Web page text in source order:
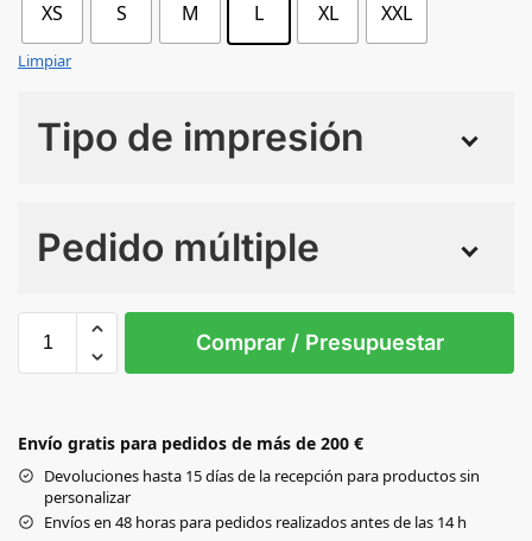
XS S M L XL XXL
Limpiar
Tipo de impresión
Pedido múltiple
ARCTIC
FIRE RED
FRENCH
NAVY
Comprar / Presupuestar
Envío gratis para pedidos de más de 200 €
Devoluciones hasta 15 días de la recepción para productos sin
personalizar
Envíos en 48 horas para pedidos realizados antes de las 14 h